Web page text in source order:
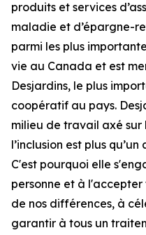
produits et services
maladie et d’épargne-
parmi les plus
vie au Canada et est
Desjardins, le plus
coopératif au pays.
milieu de travail axé sur
l’inclusion est plus
C'est pourquoi elle
personne et à
de nos différences, à
garantir à tous un